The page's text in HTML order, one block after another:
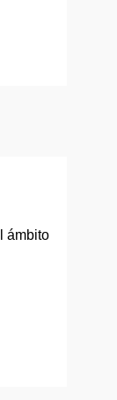
ámbito